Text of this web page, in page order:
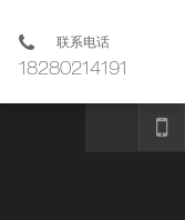
下一页
联系电话
18280214191